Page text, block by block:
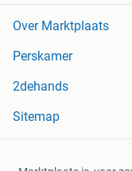
Over Marktplaats
Perskamer
2dehands
Sitemap